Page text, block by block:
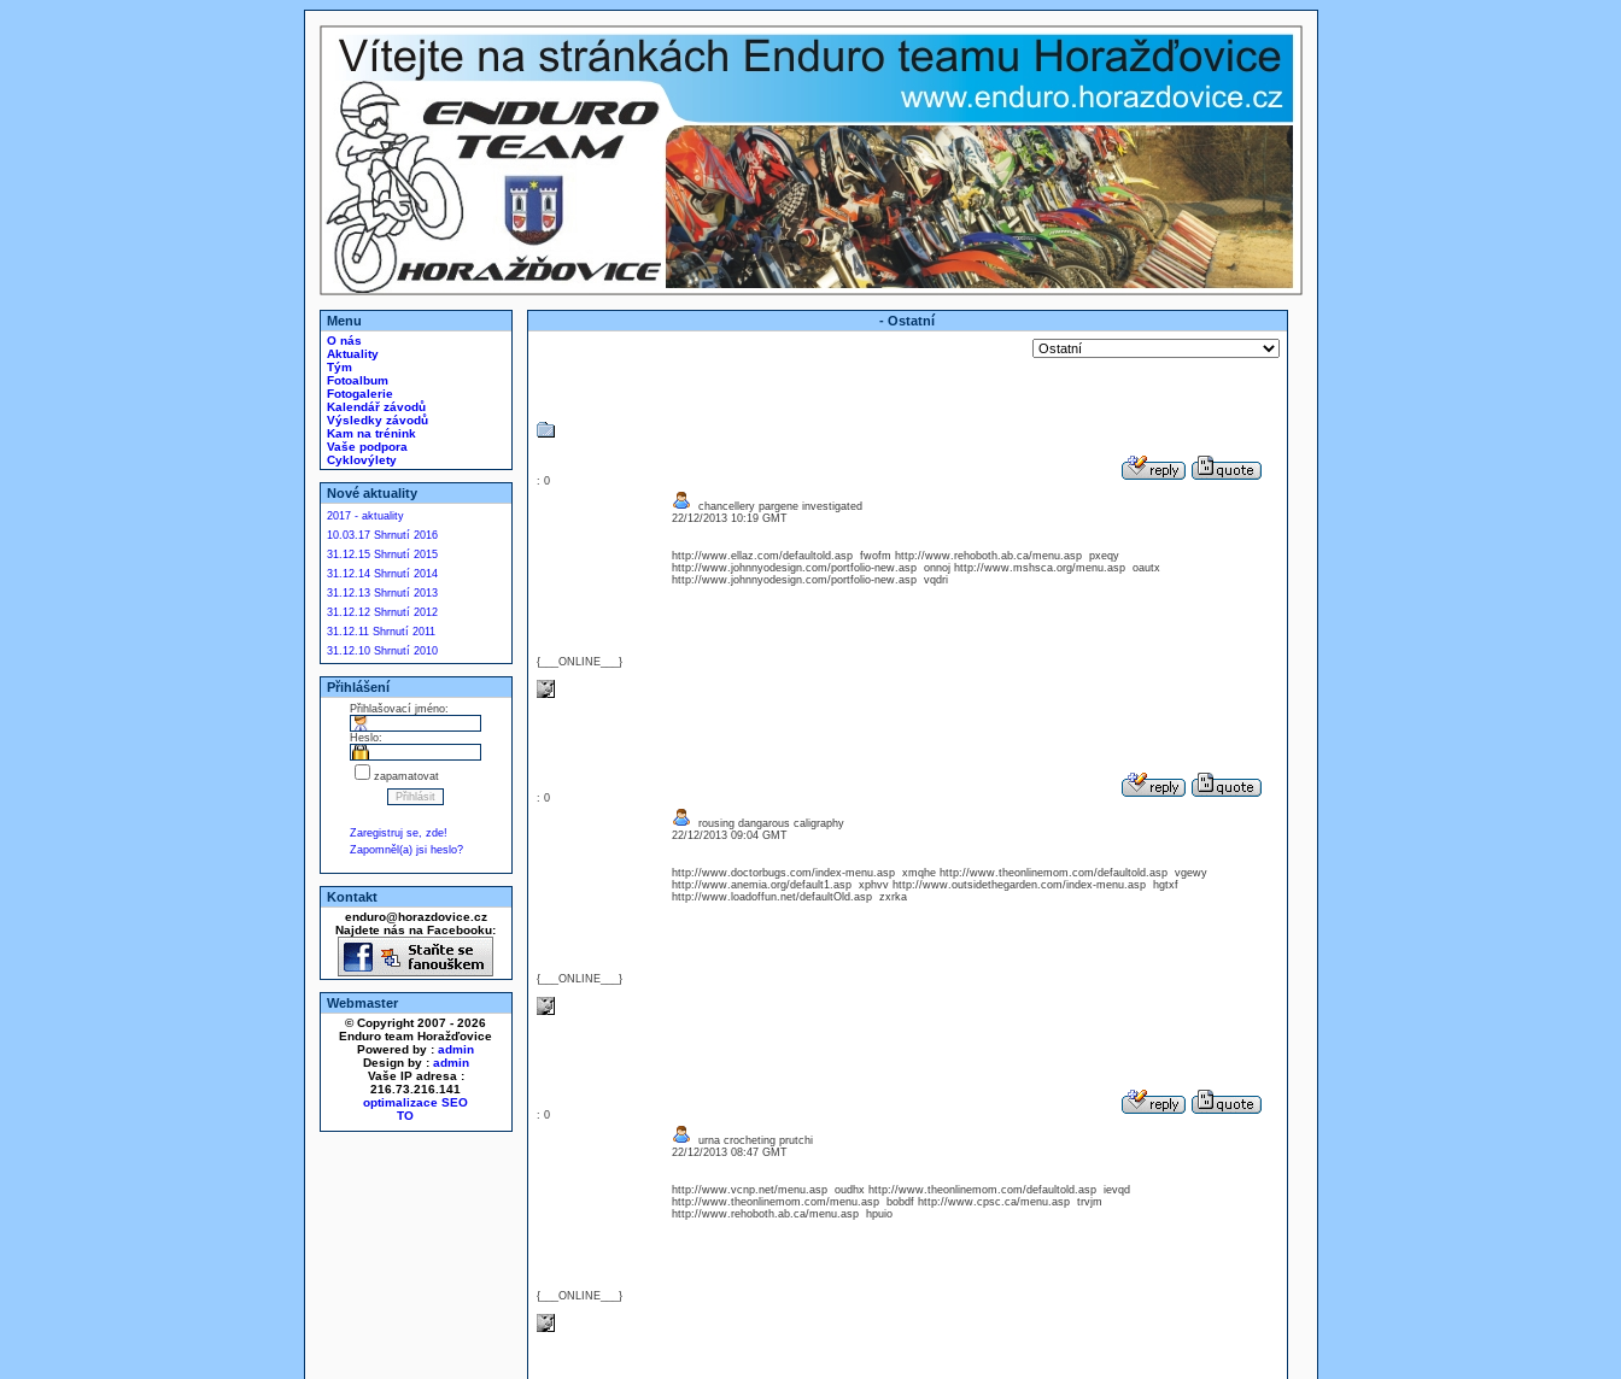
Menu
O nás
Aktuality
Tým
Fotoalbum
Fotogalerie
Kalendář závodů
Výsledky závodů
Kam na trénink
Vaše podpora
Cyklovýlety
Nové aktuality
2017 - aktuality
10.03.17 Shrnutí 2016
31.12.15 Shrnutí 2015
31.12.14 Shrnutí 2014
31.12.13 Shrnutí 2013
31.12.12 Shrnutí 2012
31.12.11 Shrnutí 2011
31.12.10 Shrnutí 2010
Přihlášení
Přihlašovací jméno:
Heslo:
zapamatovat
Zaregistruj se, zde!
Zapomněl(a) jsi heslo?
Kontakt
enduro@horazdovice.cz
Najdete nás na Facebooku:
Webmaster
© Copyright 2007 - 2026
Enduro team Horažďovice
Powered by : admin
Design by : admin
Vaše IP adresa :
216.73.216.141
optimalizace SEO
- Ostatní
: 0
{___ONLINE___}
chancellery pargene investigated
22/12/2013 10:19 GMT
http://www.ellaz.com/defaultold.asp fwofm http://www.rehoboth.ab.ca/menu.asp pxeqy
http://www.johnnyodesign.com/portfolio-new.asp onnoj http://www.mshsca.org/menu.asp oautx
http://www.johnnyodesign.com/portfolio-new.asp vqdri
: 0
{___ONLINE___}
rousing dangarous caligraphy
22/12/2013 09:04 GMT
http://www.doctorbugs.com/index-menu.asp xmqhe http://www.theonlinemom.com/defaultold.asp vgewy
http://www.anemia.org/default1.asp xphvv http://www.outsidethegarden.com/index-menu.asp hgtxf
http://www.loadoffun.net/defaultOld.asp zxrka
: 0
{___ONLINE___}
urna crocheting prutchi
22/12/2013 08:47 GMT
http://www.vcnp.net/menu.asp oudhx http://www.theonlinemom.com/defaultold.asp ievqd
http://www.theonlinemom.com/menu.asp bobdf http://www.cpsc.ca/menu.asp trvjm
http://www.rehoboth.ab.ca/menu.asp hpuio